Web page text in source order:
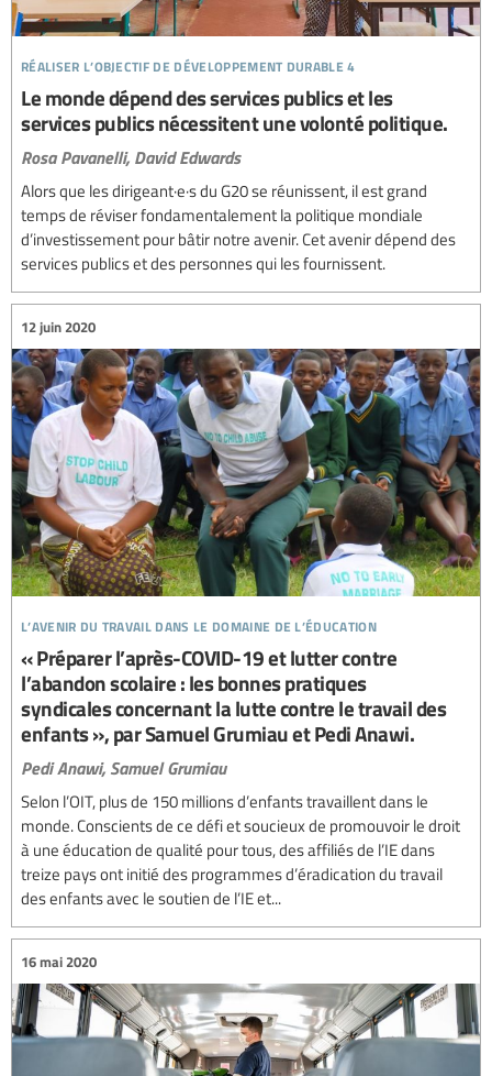
réaliser l’objectif de développement durable 4
Le monde dépend des services publics et les
services publics nécessitent une volonté politique.
Rosa Pavanelli, David Edwards
Alors que les dirigeant·e·s du G20 se réunissent, il est grand
temps de réviser fondamentalement la politique mondiale
d’investissement pour bâtir notre avenir. Cet avenir dépend des
services publics et des personnes qui les fournissent.
l’avenir du travail dans le domaine de l’éducation
12 juin 2020
« Préparer l’après-COVID-19 et lutter contre
l’abandon scolaire : les bonnes pratiques
syndicales concernant la lutte contre le travail des
enfants », par Samuel Grumiau et Pedi Anawi.
Pedi Anawi, Samuel Grumiau
Selon l’OIT, plus de 150 millions d’enfants travaillent dans le
monde. Conscients de ce défi et soucieux de promouvoir le droit
à une éducation de qualité pour tous, des affiliés de l’IE dans
treize pays ont initié des programmes d’éradication du travail
des enfants avec le soutien de l’IE et...
16 mai 2020